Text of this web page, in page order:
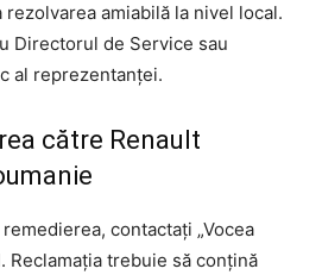
amiabilă la nivel local.
Directorul de Service sau
al reprezentanței.
către Renault
contactați „Vocea
Reclamația trebuie să conțină